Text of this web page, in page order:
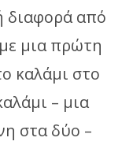
διαφορά από
μια πρώτη
καλάμι στο
– μια
στα δύο –